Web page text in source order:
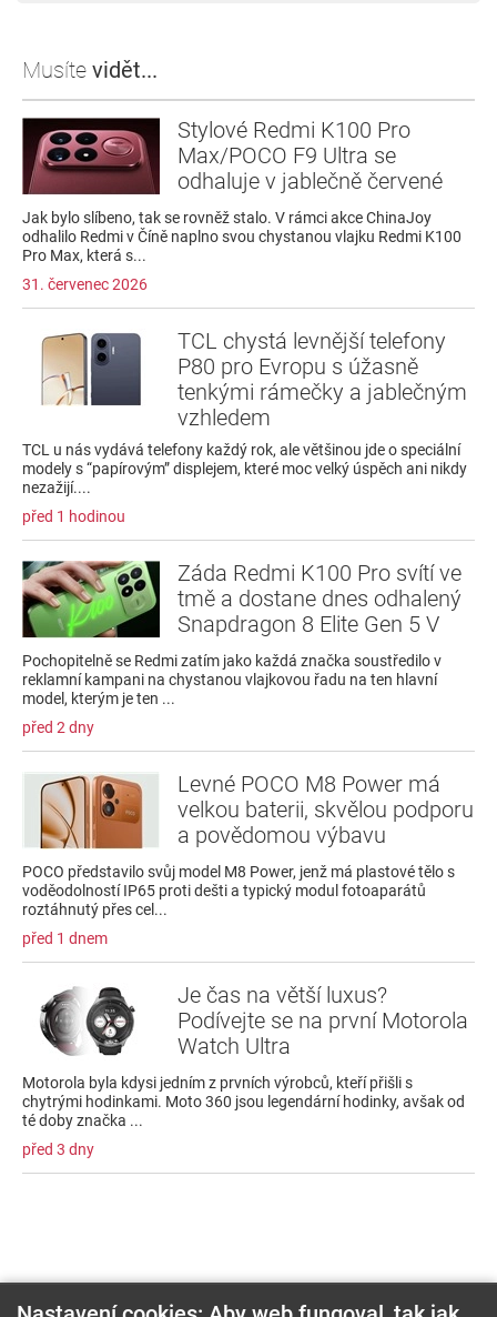
Musíte vidět...
Stylové Redmi K100 Pro
Max/POCO F9 Ultra se
odhaluje v jablečně červené
Jak bylo slíbeno, tak se rovněž stalo. V rámci akce ChinaJoy
odhalilo Redmi v Číně naplno svou chystanou vlajku Redmi K100
Pro Max, která s...
31. červenec 2026
TCL chystá levnější telefony
P80 pro Evropu s úžasně
tenkými rámečky a jablečným
vzhledem
TCL u nás vydává telefony každý rok, ale většinou jde o speciální
modely s “papírovým” displejem, které moc velký úspěch ani nikdy
nezažijí....
před 1 hodinou
Záda Redmi K100 Pro svítí ve
tmě a dostane dnes odhalený
Snapdragon 8 Elite Gen 5 V
Pochopitelně se Redmi zatím jako každá značka soustředilo v
reklamní kampani na chystanou vlajkovou řadu na ten hlavní
model, kterým je ten ...
před 2 dny
Levné POCO M8 Power má
velkou baterii, skvělou podporu
a povědomou výbavu
POCO představilo svůj model M8 Power, jenž má plastové tělo s
voděodolností IP65 proti dešti a typický modul fotoaparátů
roztáhnutý přes cel...
před 1 dnem
Je čas na větší luxus?
Podívejte se na první Motorola
Watch Ultra
Motorola byla kdysi jedním z prvních výrobců, kteří přišli s
chytrými hodinkami. Moto 360 jsou legendární hodinky, avšak od
té doby značka ...
před 3 dny